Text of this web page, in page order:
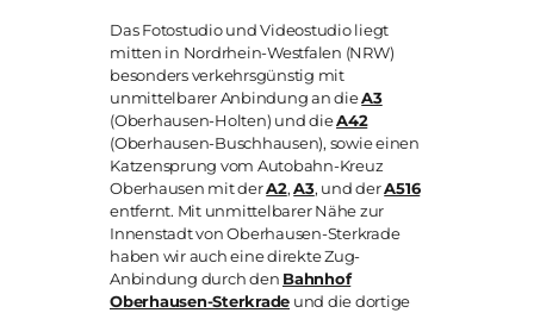
Das Fotostudio und Videostudio liegt
mitten in Nordrhein-Westfalen (NRW)
besonders verkehrsgünstig mit
unmittelbarer Anbindung an dieA3
(Oberhausen-Holten) und dieA42
(Oberhausen-Buschhausen), sowie einen
Katzensprung vom Autobahn-Kreuz
Oberhausen mit derA2,A3, und derA516
entfernt. Mit unmittelbarer Nähe zur
Innenstadt von Oberhausen-Sterkrade
haben wir auch eine direkte Zug-
Anbindung durch den Bahnhof
Oberhausen-Sterkrade und die dortige